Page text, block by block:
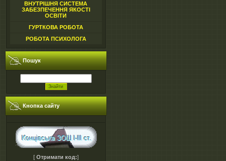
ВНУТРІШНЯ СИСТЕМА
ЗАБЕЗПЕЧЕННЯ ЯКОСТІ
ОСВІТИ
ГУРТКОВА РОБОТА
РОБОТА ПСИХОЛОГА
Пошук
Кнопка сайту
[ Отримати код:]